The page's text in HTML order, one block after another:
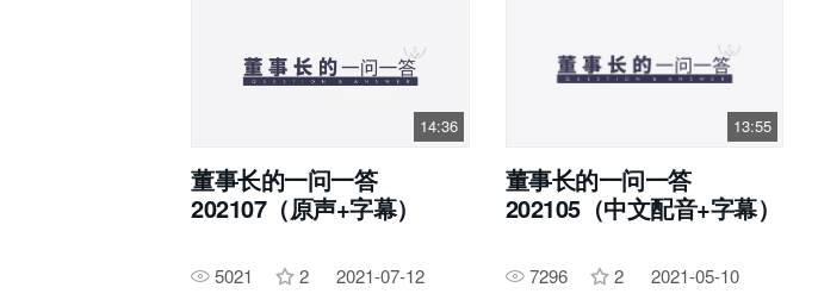
14:36
董事长的一问一答
202107（原声+字幕）
5021 2 2021-07-12
13:55
董事长的一问一答
202105（中文配音+字幕）
7296 2 2021-05-10